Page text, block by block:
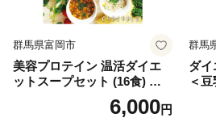
群馬県富岡市
美容プロテイン 温活ダイエ
ットスープセット (16食) 小
分け スープ 食べ比べ セット
詰合せ クラムチャウダー チ
6,000円
群馬
ダイ
＜
ム
ト